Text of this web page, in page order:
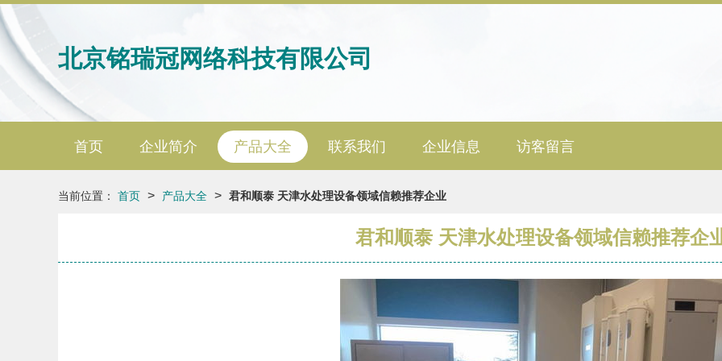
北京铭瑞冠网络科技有限公司
首页 企业简介 产品大全 联系我们 企业信息 访客留言
当前位置： 首页 > 产品大全 > 君和顺泰 天津水处理设备领域信赖推荐企业
君和顺泰 天津水处理设备领域信赖推荐企